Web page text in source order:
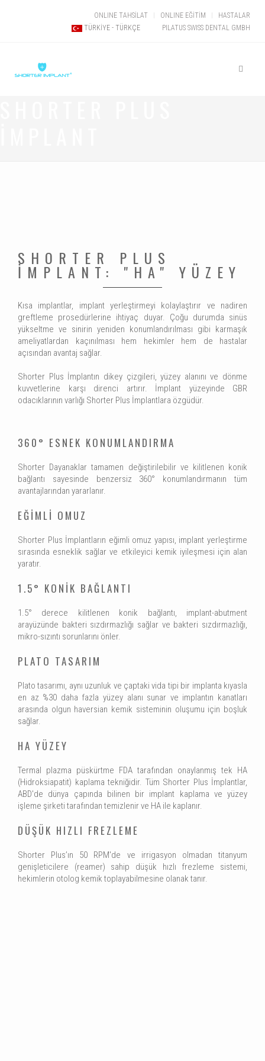
ONLINE TAHSİLAT ONLINE EĞİTİM
HASTALAR
PILATUS SWISS DENTAL GMBH
TÜRKIYE - TÜRKÇE
SHORTER PLUS
İMPLANT: "HA" YÜZEY
Kısa implantlar, implant yerleştirmeyi kolaylaştırır ve nadiren
greftleme prosedürlerine ihtiyaç duyar. Çoğu durumda sinüs
yükseltme ve sinirin yeniden konumlandırılması gibi karmaşık
ameliyatlardan kaçınılması hem hekimler hem de hastalar
açısından avantaj sağlar.
Shorter Plus İmplantın dikey çizgileri, yüzey alanını ve dönme
kuvvetlerine karşı direnci artırır. İmplant yüzeyinde GBR
odacıklarının varlığı Shorter Plus İmplantlara özgüdür.
360° ESNEK KONUMLANDIRMA
Shorter Dayanaklar tamamen değiştirilebilir ve kilitlenen konik
bağlantı sayesinde benzersiz 360° konumlandırmanın tüm
avantajlarından yararlanır.
EĞİMLİ OMUZ
Shorter Plus İmplantların eğimli omuz yapısı, implant yerleştirme
sırasında esneklik sağlar ve etkileyici kemik iyileşmesi için alan
yaratır.
1.5° KONİK BAĞLANTI
1.5° derece kilitlenen konik bağlantı, implant-abutment
arayüzünde bakteri sızdırmazlığı sağlar ve bakteri sızdırmazlığı,
mikro-sızıntı sorunlarını önler.
PLATO TASARIM
Plato tasarımı, aynı uzunluk ve çaptaki vida tipi bir implanta kıyasla
en az %30 daha fazla yüzey alanı sunar ve implantın kanatları
arasında olgun haversian kemik sisteminin oluşumu için boşluk
sağlar.
HA YÜZEY
Termal plazma püskürtme FDA tarafından onaylanmış tek HA
(Hidroksiapatit) kaplama tekniğidir. Tüm Shorter Plus İmplantlar,
ABD'de dünya çapında bilinen bir implant kaplama ve yüzey
işleme şirketi tarafından temizlenir ve HA ile kaplanır.
DÜŞÜK HIZLI FREZLEME
Shorter Plus’ın 50 RPM'de ve irrigasyon olmadan titanyum
genişleticilere (reamer) sahip düşük hızlı frezleme sistemi,
hekimlerin otolog kemik toplayabilmesine olanak tanır.